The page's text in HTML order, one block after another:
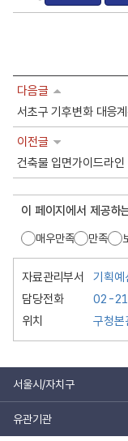
다음글
서초구 기후변화 대응
이전글
건축물 입면가이드라인
이 페이지에서 제공하
매우만족 만족
자료관리부서
기획예
담당전화
02-
위치
구청본
서울시/자치구
유관기관